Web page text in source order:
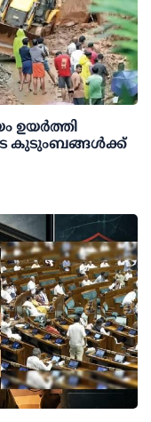
ഉയര്‍ത്തി
കുടുംബങ്ങള്‍ക്ക്